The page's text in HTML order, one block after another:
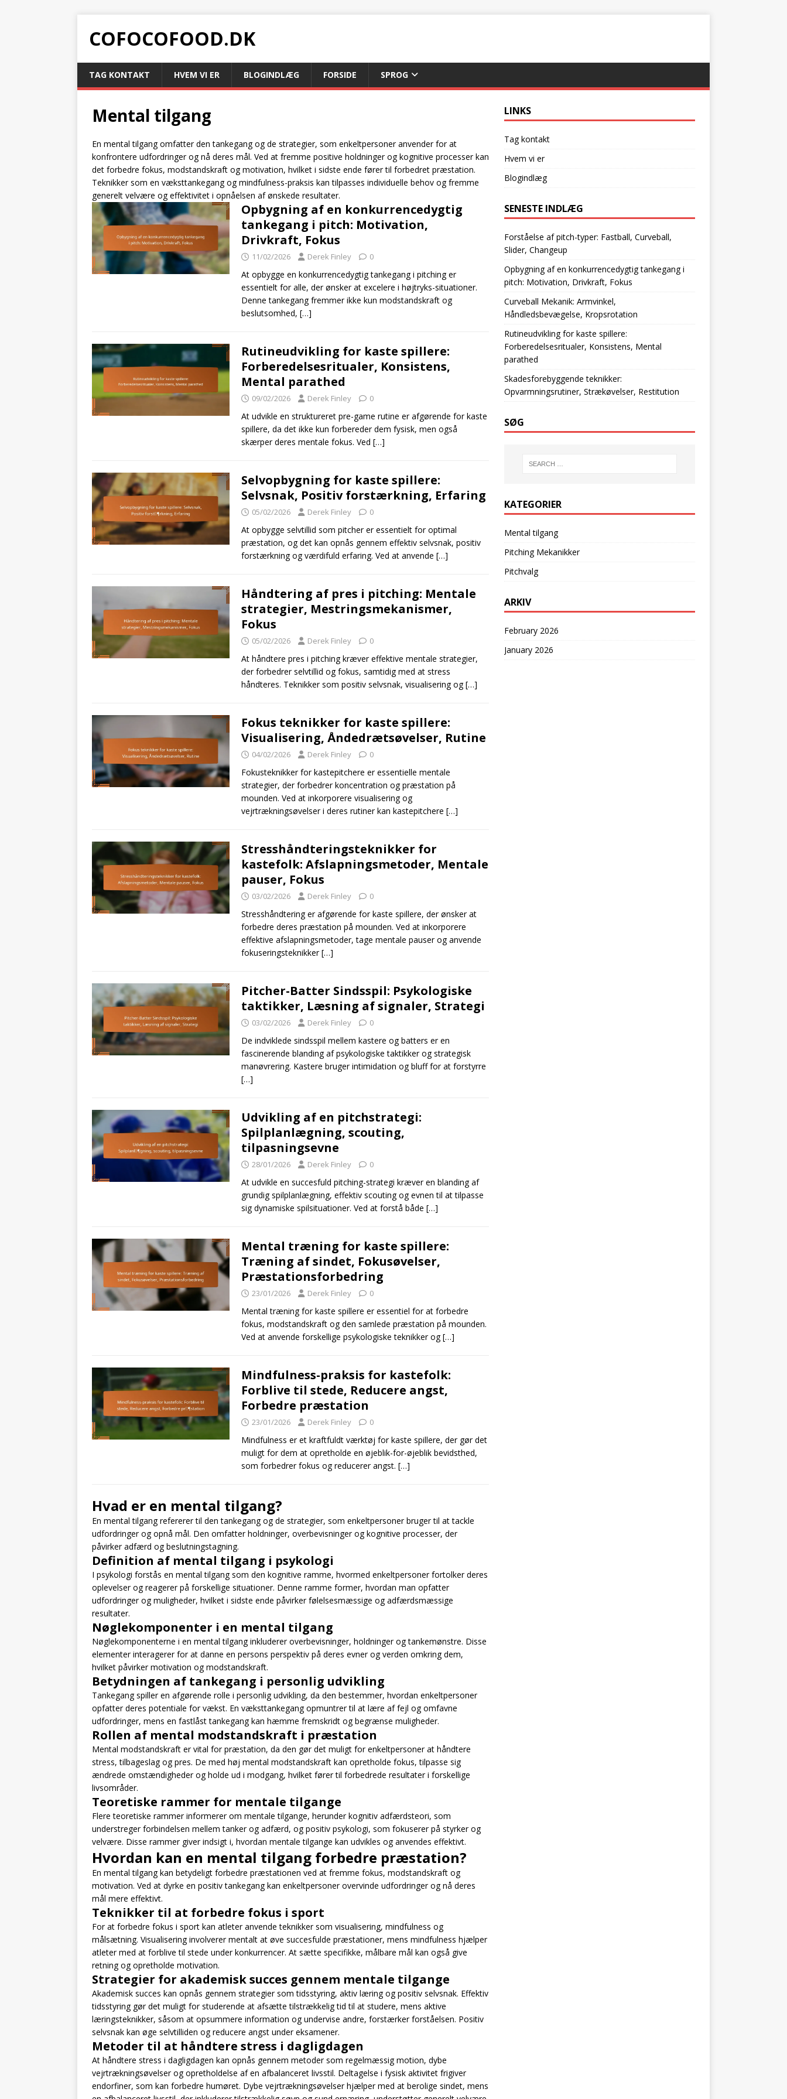
COFOCOFOOD.DK
TAG KONTAKT HVEM VI ER BLOGINDLÆG FORSIDE SPROG
Mental tilgang
En mental tilgang omfatter den tankegang og de strategier, som enkeltpersoner anvender for at
konfrontere udfordringer og nå deres mål. Ved at fremme positive holdninger og kognitive processer kan
det forbedre fokus, modstandskraft og motivation, hvilket i sidste ende fører til forbedret præstation.
Teknikker som en væksttankegang og mindfulness-praksis kan tilpasses individuelle behov og fremme
generelt velvære og effektivitet i opnåelsen af ønskede resultater.
Opbygning af en konkurrencedygtig
tankegang i pitch: Motivation,
Drivkraft, Fokus
11/02/2026 Derek Finley 0
At opbygge en konkurrencedygtig tankegang i pitching er
essentielt for alle, der ønsker at excelere i højtryks-situationer.
Denne tankegang fremmer ikke kun modstandskraft og
beslutsomhed, […]
Rutineudvikling for kaste spillere:
Forberedelsesritualer, Konsistens,
Mental parathed
09/02/2026 Derek Finley 0
At udvikle en struktureret pre-game rutine er afgørende for kaste
spillere, da det ikke kun forbereder dem fysisk, men også
skærper deres mentale fokus. Ved […]
Selvopbygning for kaste spillere:
Selvsnak, Positiv forstærkning, Erfaring
05/02/2026 Derek Finley 0
At opbygge selvtillid som pitcher er essentielt for optimal
præstation, og det kan opnås gennem effektiv selvsnak, positiv
forstærkning og værdifuld erfaring. Ved at anvende […]
Håndtering af pres i pitching: Mentale
strategier, Mestringsmekanismer,
Fokus
05/02/2026 Derek Finley 0
At håndtere pres i pitching kræver effektive mentale strategier,
der forbedrer selvtillid og fokus, samtidig med at stress
håndteres. Teknikker som positiv selvsnak, visualisering og[…]
Fokus teknikker for kaste spillere:
Visualisering, Åndedrætsøvelser, Rutine
04/02/2026 Derek Finley 0
Fokusteknikker for kastepitchere er essentielle mentale
strategier, der forbedrer koncentration og præstation på
mounden. Ved at inkorporere visualisering og
vejrtrækningsøvelser i deres rutiner kan kastepitchere […]
Stresshåndteringsteknikker for
kastefolk: Afslapningsmetoder, Mentale
pauser, Fokus
03/02/2026 Derek Finley 0
Stresshåndtering er afgørende for kaste spillere, der ønsker at
forbedre deres præstation på mounden. Ved at inkorporere
effektive afslapningsmetoder, tage mentale pauser og anvende
fokuseringsteknikker[…]
Pitcher-Batter Sindsspil: Psykologiske
taktikker, Læsning af signaler, Strategi
03/02/2026 Derek Finley 0
De indviklede sindsspil mellem kastere og batters er en
fascinerende blanding af psykologiske taktikker og strategisk
manøvrering. Kastere bruger intimidation og bluff for at forstyrre
[…]
Udvikling af en pitchstrategi:
Spilplanlægning, scouting,
tilpasningsevne
28/01/2026 Derek Finley 0
At udvikle en succesfuld pitching-strategi kræver en blanding af
grundig spilplanlægning, effektiv scouting og evnen til at tilpasse
sig dynamiske spilsituationer. Ved at forstå både […]
Mental træning for kaste spillere:
Træning af sindet, Fokusøvelser,
Præstationsforbedring
23/01/2026 Derek Finley 0
Mental træning for kaste spillere er essentiel for at forbedre
fokus, modstandskraft og den samlede præstation på mounden.
Ved at anvende forskellige psykologiske teknikker og[…]
Mindfulness-praksis for kastefolk:
Forblive til stede, Reducere angst,
Forbedre præstation
23/01/2026 Derek Finley 0
Mindfulness er et kraftfuldt værktøj for kaste spillere, der gør det
muligt for dem at opretholde en øjeblik-for-øjeblik bevidsthed,
som forbedrer fokus og reducerer angst. […]
Hvad er en mental tilgang?
En mental tilgang refererer til den tankegang og de strategier, som enkeltpersoner bruger til at tackle
udfordringer og opnå mål. Den omfatter holdninger, overbevisninger og kognitive processer, der
påvirker adfærd og beslutningstagning.
Definition af mental tilgang i psykologi
I psykologi forstås en mental tilgang som den kognitive ramme, hvormed enkeltpersoner fortolker deres
oplevelser og reagerer på forskellige situationer. Denne ramme former, hvordan man opfatter
udfordringer og muligheder, hvilket i sidste ende påvirker følelsesmæssige og adfærdsmæssige
resultater.
Nøglekomponenter i en mental tilgang
Nøglekomponenterne i en mental tilgang inkluderer overbevisninger, holdninger og tankemønstre. Disse
elementer interagerer for at danne en persons perspektiv på deres evner og verden omkring dem,
hvilket påvirker motivation og modstandskraft.
Betydningen af tankegang i personlig udvikling
Tankegang spiller en afgørende rolle i personlig udvikling, da den bestemmer, hvordan enkeltpersoner
opfatter deres potentiale for vækst. En væksttankegang opmuntrer til at lære af fejl og omfavne
udfordringer, mens en fastlåst tankegang kan hæmme fremskridt og begrænse muligheder.
Rollen af mental modstandskraft i præstation
Mental modstandskraft er vital for præstation, da den gør det muligt for enkeltpersoner at håndtere
stress, tilbageslag og pres. De med høj mental modstandskraft kan opretholde fokus, tilpasse sig
ændrede omstændigheder og holde ud i modgang, hvilket fører til forbedrede resultater i forskellige
livsområder.
Teoretiske rammer for mentale tilgange
Flere teoretiske rammer informerer om mentale tilgange, herunder kognitiv adfærdsteori, som
understreger forbindelsen mellem tanker og adfærd, og positiv psykologi, som fokuserer på styrker og
velvære. Disse rammer giver indsigt i, hvordan mentale tilgange kan udvikles og anvendes effektivt.
Hvordan kan en mental tilgang forbedre præstation?
En mental tilgang kan betydeligt forbedre præstationen ved at fremme fokus, modstandskraft og
motivation. Ved at dyrke en positiv tankegang kan enkeltpersoner overvinde udfordringer og nå deres
mål mere effektivt.
Teknikker til at forbedre fokus i sport
For at forbedre fokus i sport kan atleter anvende teknikker som visualisering, mindfulness og
målsætning. Visualisering involverer mentalt at øve succesfulde præstationer, mens mindfulness hjælper
atleter med at forblive til stede under konkurrencer. At sætte specifikke, målbare mål kan også give
retning og opretholde motivation.
Strategier for akademisk succes gennem mentale tilgange
Akademisk succes kan opnås gennem strategier som tidsstyring, aktiv læring og positiv selvsnak. Effektiv
tidsstyring gør det muligt for studerende at afsætte tilstrækkelig tid til at studere, mens aktive
læringsteknikker, såsom at opsummere information og undervise andre, forstærker forståelsen. Positiv
selvsnak kan øge selvtilliden og reducere angst under eksamener.
Metoder til at håndtere stress i dagligdagen
At håndtere stress i dagligdagen kan opnås gennem metoder som regelmæssig motion, dybe
vejrtrækningsøvelser og opretholdelse af en afbalanceret livsstil. Deltagelse i fysisk aktivitet frigiver
endorfiner, som kan forbedre humøret. Dybe vejrtrækningsøvelser hjælper med at berolige sindet, mens
LINKS
Tag kontakt
Hvem vi er
Blogindlæg
SENESTE INDLÆG
Forståelse af pitch-typer: Fastball, Curveball,
Slider, Changeup
Opbygning af en konkurrencedygtig tankegang i
pitch: Motivation, Drivkraft, Fokus
Curveball Mekanik: Armvinkel,
Håndledsbevægelse, Kropsrotation
Rutineudvikling for kaste spillere:
Forberedelsesritualer, Konsistens, Mental
parathed
Skadesforebyggende teknikker:
Opvarmningsrutiner, Strækøvelser, Restitution
SØG
KATEGORIER
Mental tilgang
Pitching Mekanikker
Pitchvalg
ARKIV
February 2026
January 2026